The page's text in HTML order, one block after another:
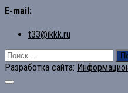
E-mail:
t33@ikkk.ru
Найти:
Разработка сайта: